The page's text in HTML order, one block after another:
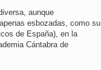
aunque
esbozadas, como su
de España), en la
Cántabra de